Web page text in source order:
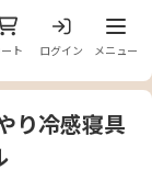
ト ログイン
メニ
メニュー
り冷感寝具